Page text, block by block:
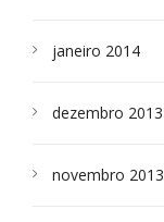
janeiro 2014
dezembro 2013
novembro 2013